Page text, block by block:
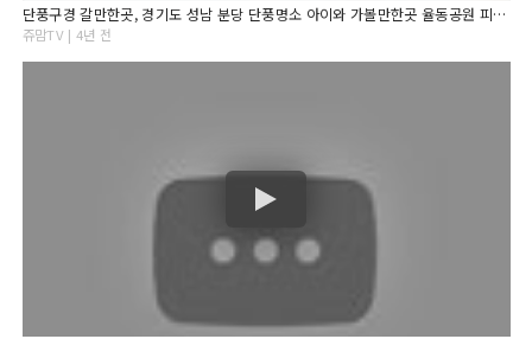
단풍구경 갈만한곳, 경기도 성남 분당 단풍명소 아이와 가볼만한곳 율동공원 피크닉
쥬맘TV | 4년 전